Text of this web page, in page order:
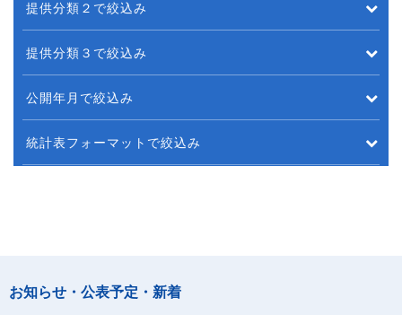
提供分類２で絞込み
提供分類３で絞込み
公開年月で絞込み
統計表フォーマットで絞込み
お知らせ・公表予定・新着